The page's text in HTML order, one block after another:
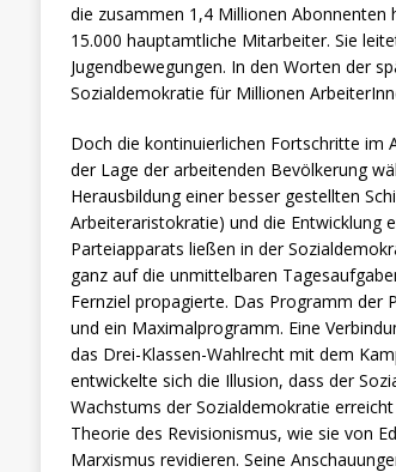
die zusammen 1,4 Millionen Abonnenten
15.000 hauptamtliche Mitarbeiter. Sie
Jugendbewegungen. In den Worten der
Sozialdemokratie für Millionen
Doch die kontinuierlichen Fortschritte im
der Lage der arbeitenden Bevölkerung
Herausbildung einer besser gestellten
Arbeiteraristokratie) und die Entwicklung
Parteiapparats ließen in der
ganz auf die unmittelbaren
Fernziel propagierte. Das Programm der
und ein Maximalprogramm. Eine
das Drei-Klassen-Wahlrecht mit dem
entwickelte sich die Illusion, dass der
Wachstums der Sozialdemokratie
Theorie des Revisionismus, wie sie von
Marxismus revidieren. Seine